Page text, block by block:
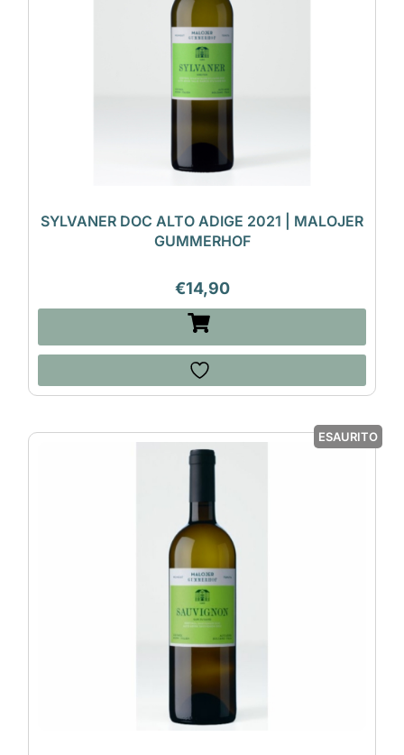
SYLVANER DOC ALTO ADIGE 2021 | MALOJER
GUMMERHOF
€14,90
ESAURITO